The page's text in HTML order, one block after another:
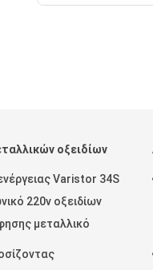
οξειδίων
Varistor 34S
220v οξειδίων
μεταλλικό